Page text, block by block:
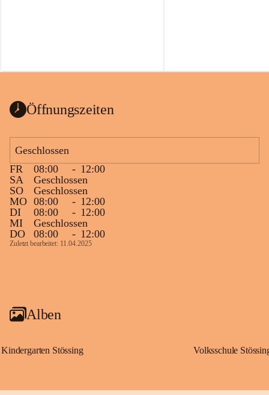
Öffnungszeiten
Geschlossen
FR
08:00 - 12:00
SA
Geschlossen
SO
Geschlossen
MO 08:00 - 12:00
DI
08:00 - 12:00
MI
Geschlossen
DO
08:00 - 12:00
Zuletzt bearbeitet: 11.04.2025
Alben
Kindergarten Stössing Volksschule